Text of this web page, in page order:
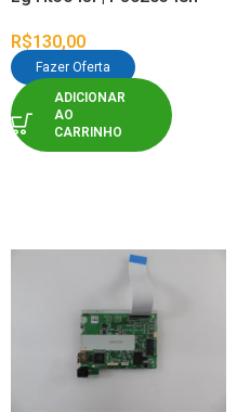
R$130,00
Fazer Oferta
ADICIONAR
AO
CARRINHO